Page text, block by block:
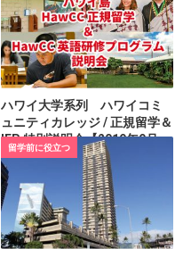
ハワイ大学系列 ハワイコミ
ュニティカレッジ / 正規留学＆
IEP 特別説明会【2019年9月10
日(火) 17:30～】ハワイ島
留学前に役立つ